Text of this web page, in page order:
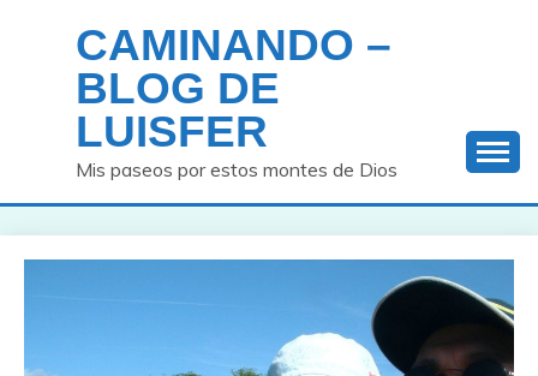
contenido
CAMINANDO –
BLOG DE
LUISFER
Mis paseos por estos montes de Dios